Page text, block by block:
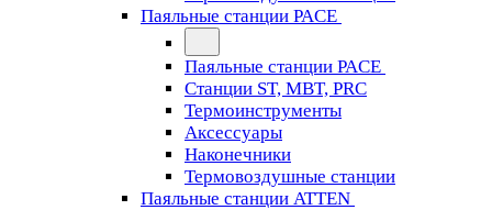
Паяльные станции PACE
Паяльные станции PACE
Станции ST, MBT, PRC
Термоинструменты
Аксессуары
Наконечники
Термовоздушные станции
Паяльные станции ATTEN